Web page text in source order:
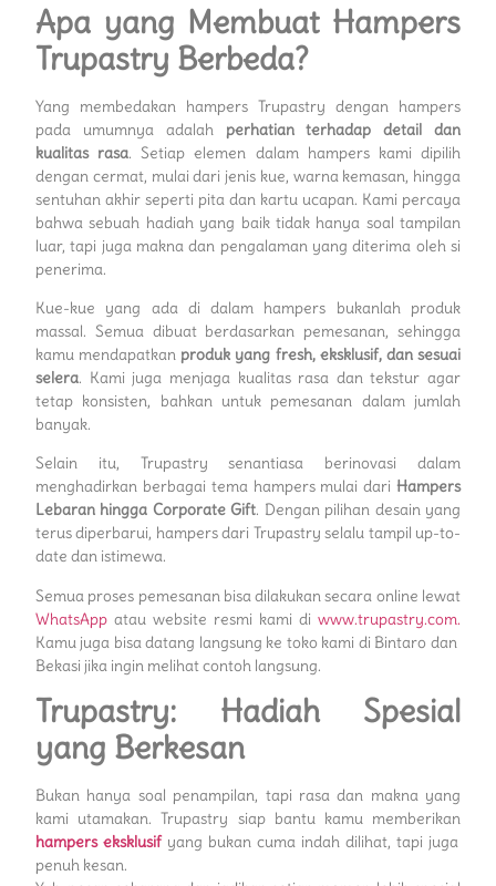
Apa yang Membuat Hampers
Trupastry Berbeda?
Yang membedakan hampers Trupastry dengan hampers
pada umumnya adalah perhatian terhadap detail dan
kualitas rasa. Setiap elemen dalam hampers kami dipilih
dengan cermat, mulai dari jenis kue, warna kemasan, hingga
sentuhan akhir seperti pita dan kartu ucapan. Kami percaya
bahwa sebuah hadiah yang baik tidak hanya soal tampilan
luar, tapi juga makna dan pengalaman yang diterima oleh si
penerima.
Kue-kue yang ada di dalam hampers bukanlah produk
massal. Semua dibuat berdasarkan pemesanan, sehingga
kamu mendapatkan produk yang fresh, eksklusif, dan sesuai
selera. Kami juga menjaga kualitas rasa dan tekstur agar
tetap konsisten, bahkan untuk pemesanan dalam jumlah
banyak.
Selain itu, Trupastry senantiasa berinovasi dalam
menghadirkan berbagai tema hampers mulai dari Hampers
Lebaran hingga Corporate Gift. Dengan pilihan desain yang
terus diperbarui, hampers dari Trupastry selalu tampil up-to-
date dan istimewa.
Semua proses pemesanan bisa dilakukan secara online lewat
WhatsApp atau website resmi kami di www.trupastry.com.
Kamu juga bisa datang langsung ke toko kami di Bintaro dan
Bekasi jika ingin melihat contoh langsung.
Trupastry: Hadiah Spesial
yang Berkesan
Bukan hanya soal penampilan, tapi rasa dan makna yang
kami utamakan. Trupastry siap bantu kamu memberikan
hampers eksklusifyang bukan cuma indah dilihat, tapi juga
penuh kesan.